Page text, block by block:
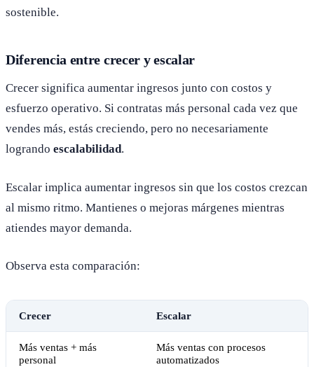
sostenible.
Diferencia entre crecer y escalar
Crecer significa aumentar ingresos junto con costos y
esfuerzo operativo. Si contratas más personal cada vez que
vendes más, estás creciendo, pero no necesariamente
logrando escalabilidad.
Escalar implica aumentar ingresos sin que los costos crezcan
al mismo ritmo. Mantienes o mejoras márgenes mientras
atiendes mayor demanda.
Observa esta comparación:
Crecer Escalar
Más ventas + más
personal
Más ventas con procesos
automatizados